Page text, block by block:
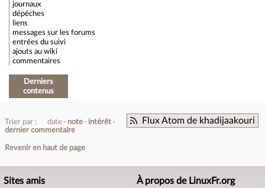
journaux
dépêches
liens
messages sur les forums
entrées du suivi
ajouts au wiki
commentaires
Derniers
contenus
Flux Atom de khadijaakouri
Trier par : date note
intérêt
dernier commentaire
Revenir en haut de page
Sites amis À propos de LinuxFr.org